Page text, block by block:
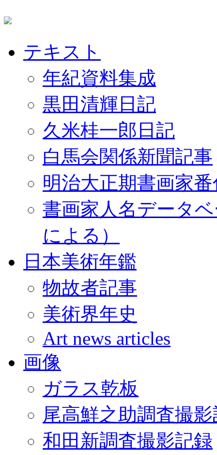
テキスト
年紀資料集成
黒田清輝日記
久米桂一郎日記
白馬会関係新聞記事
明治大正期書画家
書画家人名データ
による）
日本美術年鑑
物故者記事
美術界年史
Art news articles
画像
ガラス乾板
尾高鮮之助調査撮
和田新調査撮影記録